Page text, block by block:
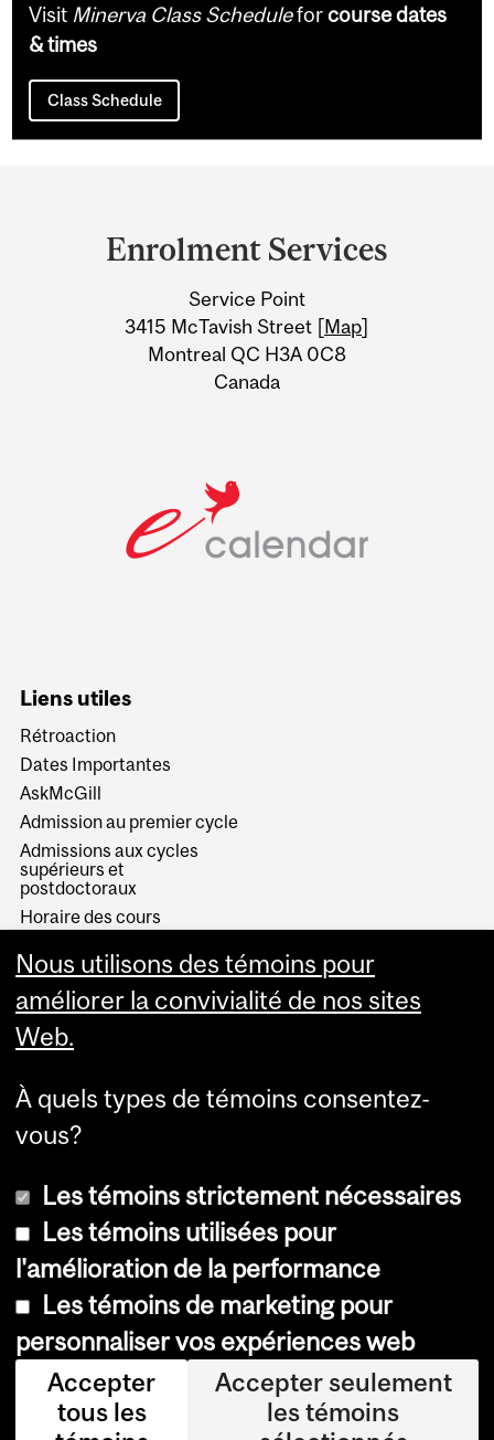
Visit Minerva Class Scheduleforcourse dates
& times
Class Schedule
Information
Enrolment Services
Service Point
3415 McTavish Street [Map]
Montreal QC H3A 0C8
Canada
Liens utiles
Rétroaction
Dates Importantes
AskMcGill
Admission au premier cycle
Admissions aux cycles
supérieurs et
postdoctoraux
Horaire des cours
Services aux étudiants
© Université McGill, 2026
Accessibilité
Avis sur les témoins
Paramètres des témoins
Nous utilisons des témoins pour
améliorer la convivialité de nos sites
Web.
À quels types de témoins consentez-
vous?
Les témoins strictement nécessaires
Les témoins utilisées pour
l'amélioration de la performance
Les témoins de marketing pour
personnaliser vos expériences web
Accepter
tous les
Accepter seulement
les témoins